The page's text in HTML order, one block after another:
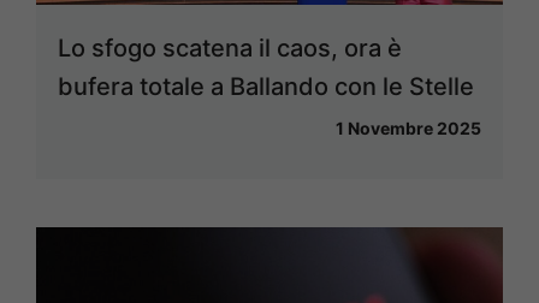
Lo sfogo scatena il caos, ora è
bufera totale a Ballando con le Stelle
1 Novembre 2025